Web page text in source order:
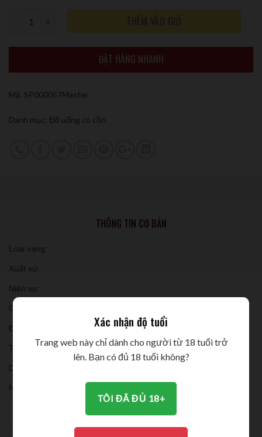
ĐẶT HÀNG NHANH
Mã: SP000057Master
Danh mục: Đồ uống có cồn
THÔNG TIN CƠ BẢN
Loại vang:
Xuất xứ:
Niên vụ:
Giống nho:
Đóng chai:
Thời gian ủ:
Dung tích:
Nồng độ:
THƯỞNG THỨC
Xác nhận độ tuổi
Trang web này chỉ dành cho người từ 18 tuổi trở
lên. Bạn có đủ 18 tuổi không?
TÔI ĐÃ ĐỦ 18+